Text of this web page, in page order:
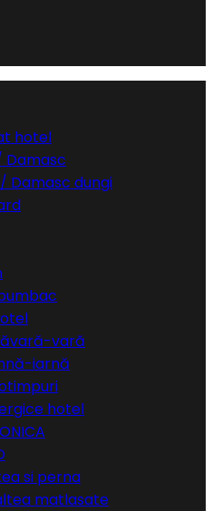
hotel
Damasc
Damasc dungi
vară
iarnă
hotel
si perna
matlasate